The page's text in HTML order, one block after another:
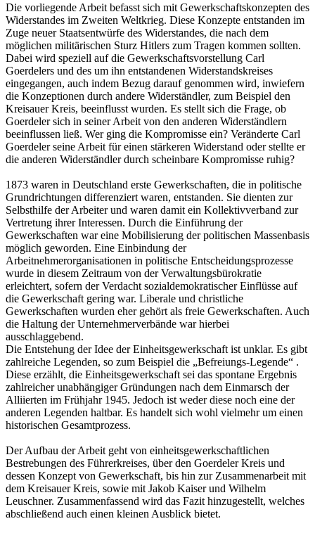
Die vorliegende Arbeit befasst sich mit Gewerkschaftskonzepten des
Widerstandes im Zweiten Weltkrieg. Diese Konzepte entstanden im
Zuge neuer Staatsentwürfe des Widerstandes, die nach dem
möglichen militärischen Sturz Hitlers zum Tragen kommen sollten.
Dabei wird speziell auf die Gewerkschaftsvorstellung Carl
Goerdelers und des um ihn entstandenen Widerstandskreises
eingegangen, auch indem Bezug darauf genommen wird, inwiefern
die Konzeptionen durch andere Widerständler, zum Beispiel den
Kreisauer Kreis, beeinflusst wurden. Es stellt sich die Frage, ob
Goerdeler sich in seiner Arbeit von den anderen Widerständlern
beeinflussen ließ. Wer ging die Kompromisse ein? Veränderte Carl
Goerdeler seine Arbeit für einen stärkeren Widerstand oder stellte er
die anderen Widerständler durch scheinbare Kompromisse ruhig?
1873 waren in Deutschland erste Gewerkschaften, die in politische
Grundrichtungen differenziert waren, entstanden. Sie dienten zur
Selbsthilfe der Arbeiter und waren damit ein Kollektivverband zur
Vertretung ihrer Interessen. Durch die Einführung der
Gewerkschaften war eine Mobilisierung der politischen Massenbasis
möglich geworden. Eine Einbindung der
Arbeitnehmerorganisationen in politische Entscheidungsprozesse
wurde in diesem Zeitraum von der Verwaltungsbürokratie
erleichtert, sofern der Verdacht sozialdemokratischer Einflüsse auf
die Gewerkschaft gering war. Liberale und christliche
Gewerkschaften wurden eher gehört als freie Gewerkschaften. Auch
die Haltung der Unternehmerverbände war hierbei
ausschlaggebend.
Die Entstehung der Idee der Einheitsgewerkschaft ist unklar. Es gibt
zahlreiche Legenden, so zum Beispiel die „Befreiungs-Legende“ .
Diese erzählt, die Einheitsgewerkschaft sei das spontane Ergebnis
zahlreicher unabhängiger Gründungen nach dem Einmarsch der
Alliierten im Frühjahr 1945. Jedoch ist weder diese noch eine der
anderen Legenden haltbar. Es handelt sich wohl vielmehr um einen
historischen Gesamtprozess.
Der Aufbau der Arbeit geht von einheitsgewerkschaftlichen
Bestrebungen des Führerkreises, über den Goerdeler Kreis und
dessen Konzept von Gewerkschaft, bis hin zur Zusammenarbeit mit
dem Kreisauer Kreis, sowie mit Jakob Kaiser und Wilhelm
Leuschner. Zusammenfassend wird das Fazit hinzugestellt, welches
abschließend auch einen kleinen Ausblick bietet.